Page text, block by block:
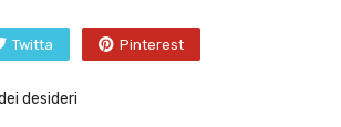
Twitta Pinterest
desideri